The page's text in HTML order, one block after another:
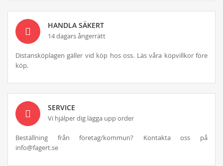
HANDLA SÄKERT
14 dagars ångerrätt
Distansköplagen gäller vid köp hos oss. Läs våra köpvillkor före
köp.
SERVICE
Vi hjälper dig lägga upp order
Beställning från företag/kommun? Kontakta oss på
info@fagert.se